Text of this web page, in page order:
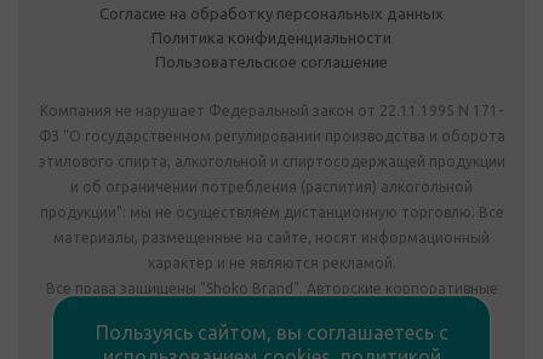
Согласие на обработку персональных данных
Политика конфиденциальности
Пользовательское соглашение
Компания не нарушает Федеральный закон от 22.11.1995 N 171-
ФЗ "О государственном регулировании производства и оборота
этилового спирта, алкогольной и спиртосодержащей продукции
и об ограничении потребления (распития) алкогольной
продукции": мы не осуществляем дистанционную торговлю. Все
материалы, размещенные на сайте, носят информационный
характер и не являются рекламой.
Все права защищены "Shoko Brand". Авторские корпоративные
Комплектация подарка может отличаться от изображения.
Пользуясь сайтом, вы соглашаетесь с